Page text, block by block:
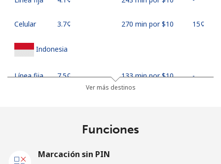
Celular ⁦3.7¢⁩ 270 min por ⁦$10⁩ ⁦15¢⁩
Indonesia
Línea fija ⁦7.5¢⁩ 133 min por ⁦$10⁩ -
Ver más destinos
Funciones
Marcación sin PIN